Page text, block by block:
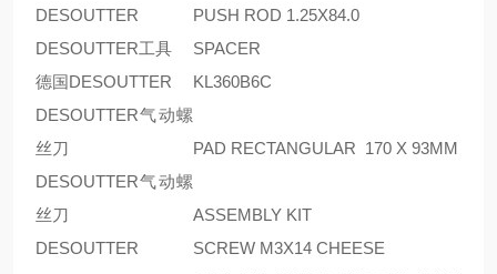
DESOUTTER
PUSH ROD 1.25X84.0
DESOUTTER工具
SPACER
德国DESOUTTER
KL360B6C
DESOUTTER气动螺
丝刀
PAD RECTANGULAR 170 X 93MM
DESOUTTER气动螺
丝刀
ASSEMBLY KIT
DESOUTTER
SCREW M3X14 CHEESE